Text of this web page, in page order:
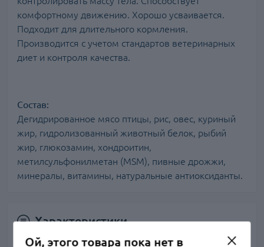
комфортному движению. Хорошо усваивается.
Подходит для длительного кормления.
Производится с учетом стандартов ветеринарных
диет и контроля качества.
Состав:
Дегидрированное мясо птицы, рис, овес, куриный
жир, гидролизованный животный белок, рыбий
жир, глюкозамин, хондроитин,
метилсульфонилметан (MSM), пивные дрожжи,
минералы, витамины, натуральные антиоксиданты.
Характеристики
Ой, этого товара пока нет в